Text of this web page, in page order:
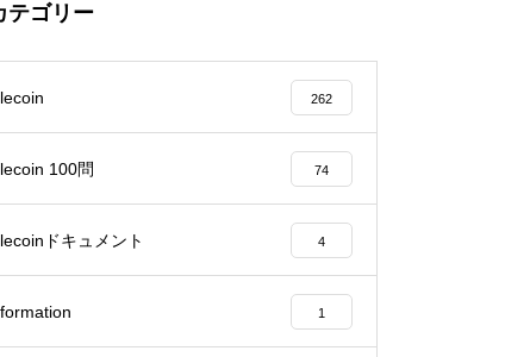
テゴリー
262
100問 74
ドキュメント 4
1